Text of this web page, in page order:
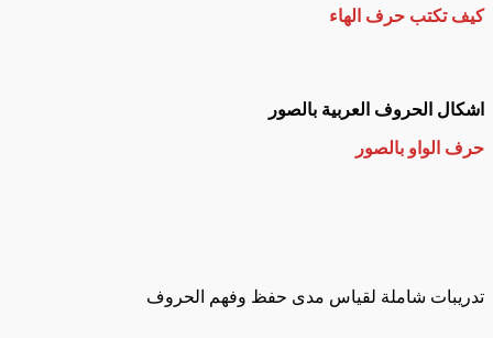
كيف تكتب حرف الهاء
اشكال الحروف العربية بالصور
حرف الواو بالصور
تدريبات شاملة لقياس مدى حفظ وفهم الحروف